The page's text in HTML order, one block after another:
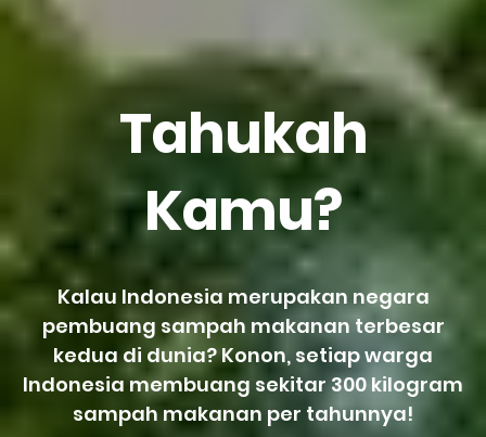
Tahukah
Kamu?
Kalau Indonesia merupakan negara
pembuang sampah makanan terbesar
kedua di dunia? Konon, setiap warga
Indonesia membuang sekitar 300 kilogram
sampah makanan per tahunnya!